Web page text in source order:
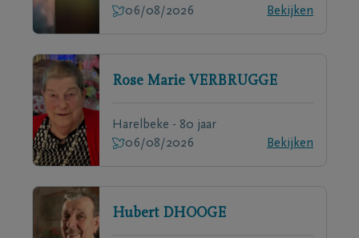
06/08/2026
Bekijken
Rose Marie VERBRUGGE
Harelbeke - 80 jaar
06/08/2026
Bekijken
Hubert DHOOGE